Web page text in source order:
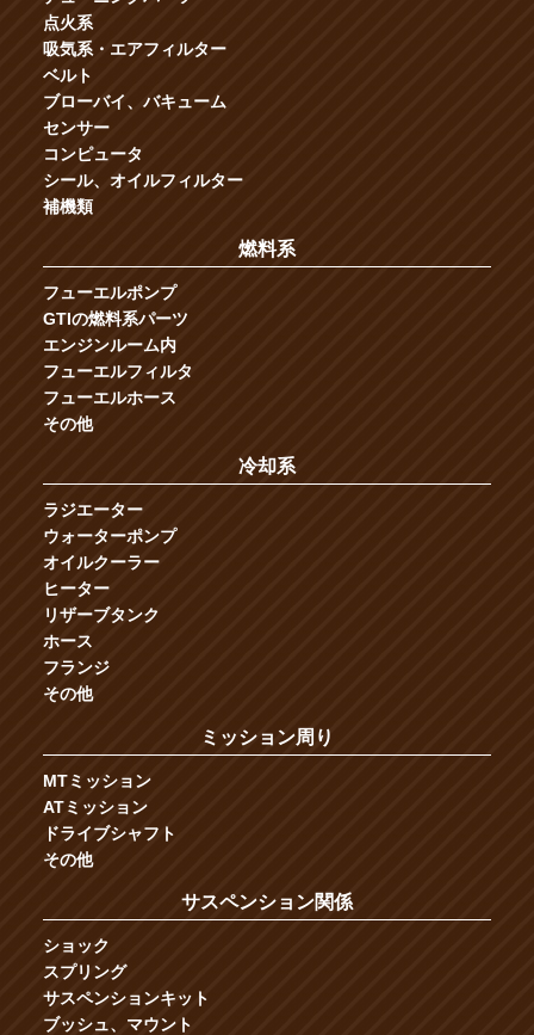
点火系
吸気系・エアフィルター
ベルト
ブローバイ、バキューム
センサー
コンピュータ
シール、オイルフィルター
補機類
燃料系
フューエルポンプ
GTIの燃料系パーツ
エンジンルーム内
フューエルフィルタ
フューエルホース
その他
冷却系
ラジエーター
ウォーターポンプ
オイルクーラー
ヒーター
リザーブタンク
ホース
フランジ
その他
ミッション周り
MTミッション
ATミッション
ドライブシャフト
その他
サスペンション関係
ショック
スプリング
サスペンションキット
ブッシュ、マウント